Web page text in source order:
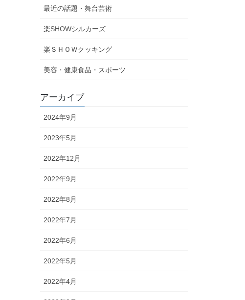
最近の話題・舞台芸術
楽SHOWシルカーズ
楽ＳＨＯＷクッキング
美容・健康食品・スポーツ
アーカイブ
2024年9月
2023年5月
2022年12月
2022年9月
2022年8月
2022年7月
2022年6月
2022年5月
2022年4月